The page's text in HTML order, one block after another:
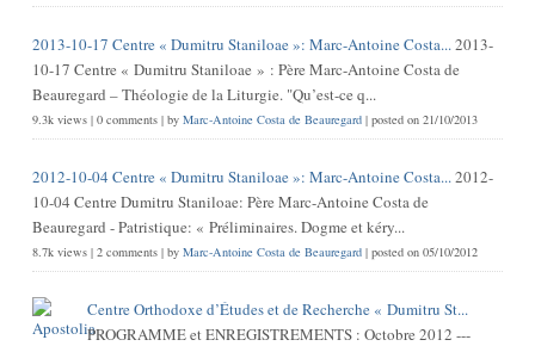
2013-10-17 Centre « Dumitru Staniloae »: Marc-Antoine Costa...2013-
10-17 Centre « Dumitru Staniloae » : Père Marc-Antoine Costa de
Beauregard – Théologie de la Liturgie. "Qu’est-ce q...
9.3k views| 0 comments| by Marc-Antoine Costa de Beauregard| posted on 21/10/2013
2012-10-04 Centre « Dumitru Staniloae »: Marc-Antoine Costa...2012-
10-04 Centre Dumitru Staniloae: Père Marc-Antoine Costa de
Beauregard - Patristique: « Préliminaires. Dogme et kéry...
8.7k views| 2 comments| by Marc-Antoine Costa de Beauregard| posted on 05/10/2012
Centre Orthodoxe d’Études et de Recherche « Dumitru St...
PROGRAMME et ENREGISTREMENTS : Octobre 2012 ---